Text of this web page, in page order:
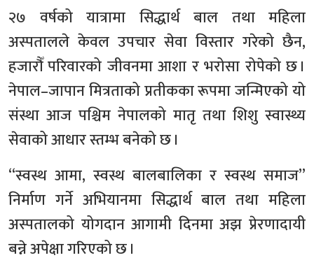
२७ वर्षको यात्रामा सिद्धार्थ बाल तथा महिला
अस्पतालले केवल उपचार सेवा विस्तार गरेको छैन,
हजारौँ परिवारको जीवनमा आशा र भरोसा रोपेको छ ।
नेपाल–जापान मित्रताको प्रतीकका रूपमा जन्मिएको यो
संस्था आज पश्चिम नेपालको मातृ तथा शिशु स्वास्थ्य
सेवाको आधार स्तम्भ बनेको छ ।
“स्वस्थ आमा, स्वस्थ बालबालिका र स्वस्थ समाज”
निर्माण गर्ने अभियानमा सिद्धार्थ बाल तथा महिला
अस्पतालको योगदान आगामी दिनमा अझ प्रेरणादायी
बन्ने अपेक्षा गरिएको छ ।